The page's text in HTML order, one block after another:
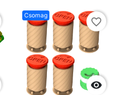
Csomag

favorite_border